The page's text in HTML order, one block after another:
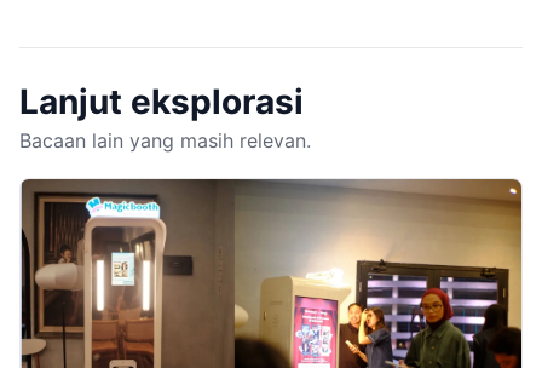
Lanjut eksplorasi
Bacaan lain yang masih relevan.